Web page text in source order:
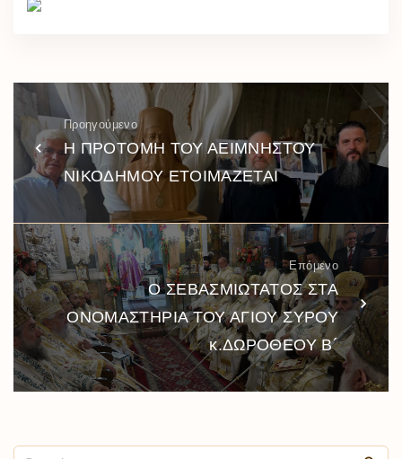
Προηγούμενο
Η ΠΡΟΤΟΜΗ ΤΟΥ ΑΕΙΜΝΗΣΤΟΥ
ΝΙΚΟΔΗΜΟΥ ΕΤΟΙΜΑΖΕΤΑΙ
Επόμενο
Ο ΣΕΒΑΣΜΙΩΤΑΤΟΣ ΣΤΑ
ΟΝΟΜΑΣΤΗΡΙΑ ΤΟΥ ΑΓΙΟΥ ΣΥΡΟΥ
κ.ΔΩΡΟΘΕΟΥ Β´